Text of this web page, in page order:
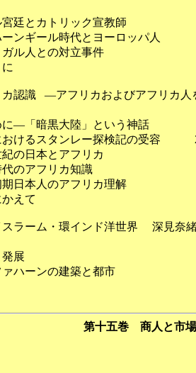
めに
とカトリック宣教
ール時代とヨーロッパ人
ル人との対立事件
わりに
識 ―アフリカおよびアフリカ人
暗黒大陸」という神
スタンレー探検記の受容
の日本とアフリカ
のアフリカ知識
本人のアフリカ理解
にかえて
ーム・環インド洋世界 深見
めに
と発展
ハーンの建築と都
め
第十五巻 商人と市場